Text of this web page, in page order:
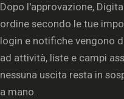
Dopo l'approvazione,
ordine secondo le tue
login e notifiche vengono
ad attività, liste e campi
nessuna uscita resta in
a mano.